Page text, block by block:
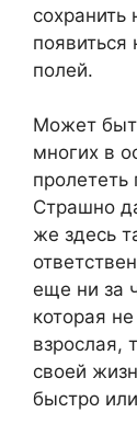
сохранить
появиться
полей.
Может
многих в
пролететь
Страшно
же здесь
еще ни за
которая
взрослая,
своей
быстро